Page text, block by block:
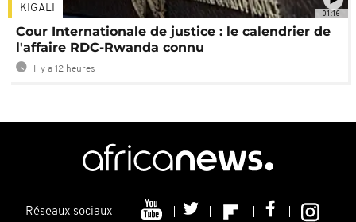
01:16
KIGALI
Cour Internationale de justice : le calendrier de
l'affaire RDC-Rwanda connu
Il y a 12 heures
Réseaux sociaux